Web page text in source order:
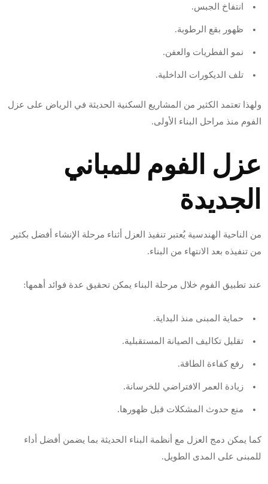
انتفاخ الجبس.
ظهور بقع الرطوبة.
نمو الفطريات والعفن.
تلف الديكورات الداخلية.
ولهذا تعتمد الكثير من المشاريع السكنية الحديثة في الرياض على عزل
الفوم منذ مراحل البناء الأولى.
عزل الفوم للمباني
الجديدة
من الناحية الهندسية يُعتبر تنفيذ العزل أثناء مرحلة الإنشاء أفضل بكثير
من تنفيذه بعد الانتهاء من البناء.
عند تطبيق الفوم خلال مرحلة البناء يمكن تحقيق عدة فوائد أهمها:
حماية المبنى منذ البداية.
تقليل تكاليف الصيانة المستقبلية.
رفع كفاءة الطاقة.
زيادة العمر الافتراضي للخرسانة.
منع حدوث المشكلات قبل ظهورها.
كما يمكن دمج العزل مع أنظمة البناء الحديثة بما يضمن أفضل أداء
للمبنى على المدى الطويل.